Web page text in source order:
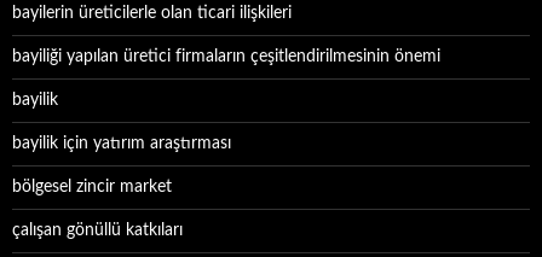
bayilerin üreticilerle olan ticari ilişkileri
bayiliği yapılan üretici firmaların çeşitlendirilmesinin önemi
bayilik
bayilik için yatırım araştırması
bölgesel zincir market
çalışan gönüllü katkıları